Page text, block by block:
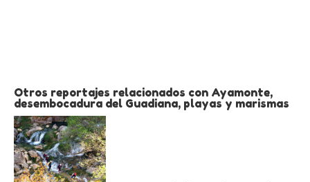
Otros reportajes relacionados con Ayamonte,
desembocadura del Guadiana, playas y marismas